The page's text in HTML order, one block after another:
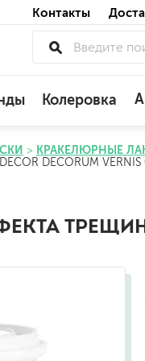
Контакты
сложных поверхностей
Колеровка
КРАКЕЛЮРНЫЕ
DECORUM
ТРЕЩИН